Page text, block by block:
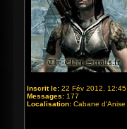
Inscrit le: 22 Fév 2012, 12:45
Messages: 177
Localisation: Cabane d'Anise